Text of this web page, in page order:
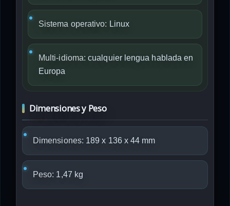
Sistema operativo: Linux
Multi-idioma: cualquier lengua hablada en
Europa
Dimensiones y Peso
Dimensiones: 189 x 136 x 44 mm
Peso: 1,47 kg